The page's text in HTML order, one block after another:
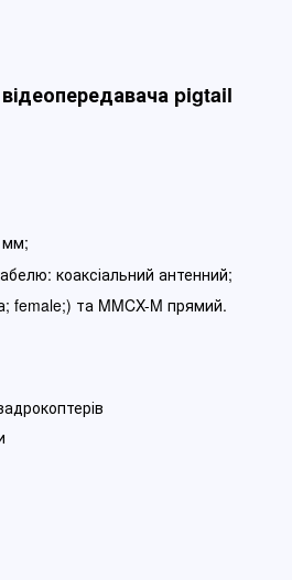
pigtail
коаксіальний антенний;
female;) та MMCX-M прямий.